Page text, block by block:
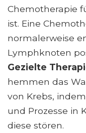
Chemotherapie
ist. Eine
normalerweise
Lymphknoten
Gezielte
hemmen das
von Krebs,
und Prozesse in
diese stören.